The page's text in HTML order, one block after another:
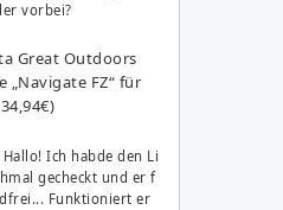
vorbei?
Great Outdoors
„Navigate FZ“ für
Ich habde den Li
gecheckt und er f
Funktioniert er